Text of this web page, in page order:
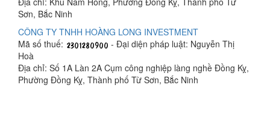
Sơn, Bắc Ninh
CÔNG TY TNHH HOÀNG LONG INVESTMENT
Mã số thuế:
- Đại diện pháp luật: Nguyễn Thị
Hoà
Địa chỉ: Số 1A Làn 2A Cụm công nghiệp làng nghề Đồng Kỵ,
Phường Đồng Kỵ, Thành phố Từ Sơn, Bắc Ninh